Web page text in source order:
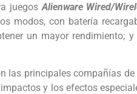
juegos Alienware Wired/
modos, con batería
un mayor rendimiento;
las principales compañías
y los efectos